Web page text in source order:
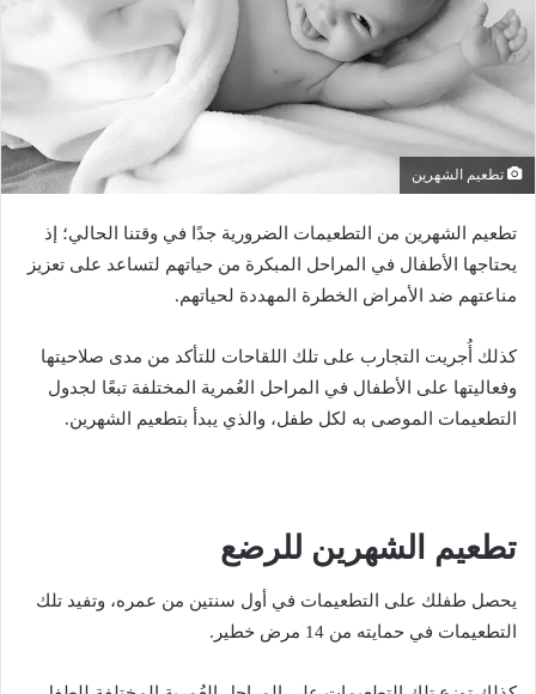
إ
ل
ك
ت
و
ن
تطعيم الشهرين
تطعيم الشهرين من التطعيمات الضرورية جدًا في وقتنا الحالي؛ إذ
يحتاجها الأطفال في المراحل المبكرة من حياتهم لتساعد على تعزيز
مناعتهم ضد الأمراض الخطرة المهددة لحياتهم.
كذلك أُجريت التجارب على تلك اللقاحات للتأكد من مدى صلاحيتها
وفعاليتها على الأطفال في المراحل العُمرية المختلفة تبعًا لجدول
التطعيمات الموصى به لكل طفل، والذي يبدأ بتطعيم الشهرين.
تطعيم الشهرين للرضع
يحصل طفلك على التطعيمات في أول سنتين من عمره، وتفيد تلك
التطعيمات في حمايته من 14 مرض خطير.